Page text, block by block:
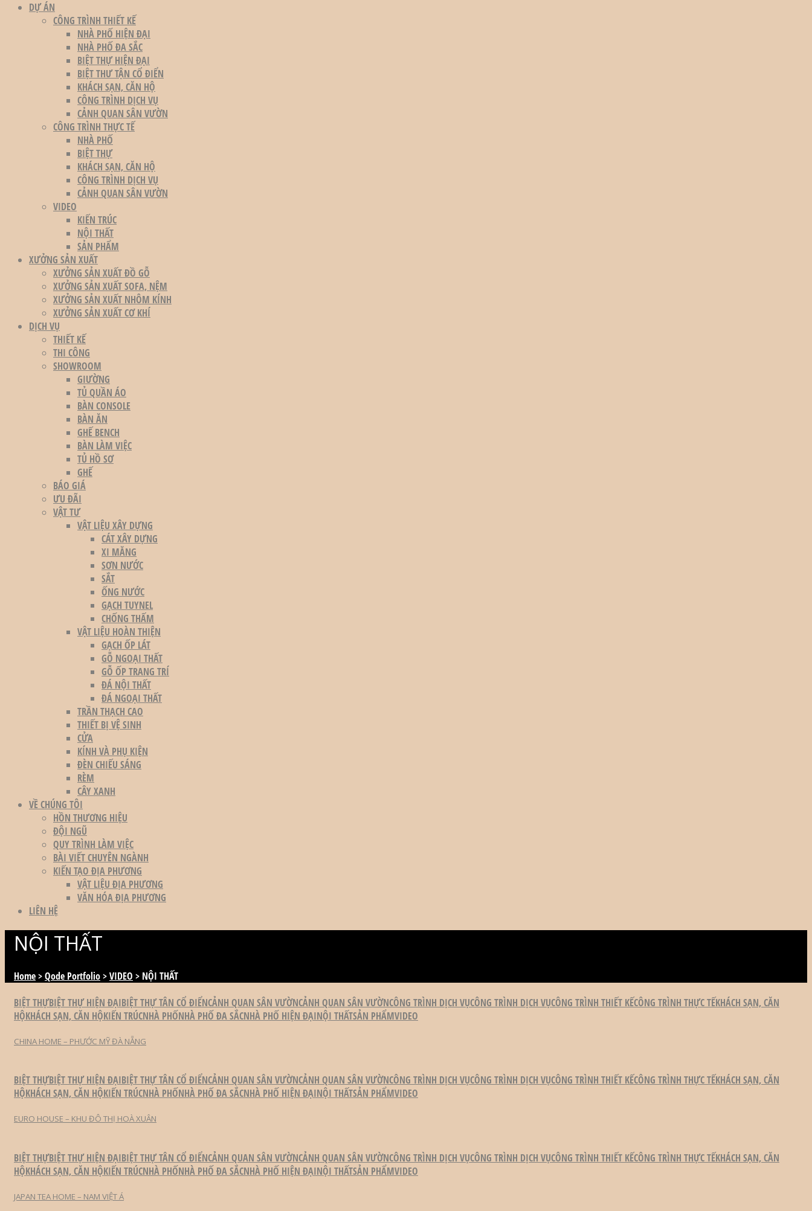
DỰ ÁN
CÔNG TRÌNH THIẾT KẾ
NHÀ PHỐ HIỆN ĐẠI
NHÀ PHỐ ĐA SẮC
BIỆT THỰ HIỆN ĐẠI
BIỆT THƯ TẬN CỔ ĐIỂN
KHÁCH SẠN, CĂN HỘ
CÔNG TRÌNH DỊCH VỤ
CẢNH QUAN SÂN VƯỜN
CÔNG TRÌNH THỰC TẾ
NHÀ PHỐ
BIỆT THỰ
KHÁCH SẠN, CĂN HỘ
CÔNG TRÌNH DỊCH VỤ
CẢNH QUAN SÂN VƯỜN
VIDEO
KIẾN TRÚC
NỘI THẤT
SẢN PHẨM
XƯỞNG SẢN XUẤT
XƯỞNG SẢN XUẤT ĐỒ GỖ
XƯỞNG SẢN XUẤT SOFA, NỆM
XƯỞNG SẢN XUẤT NHÔM KÍNH
XƯỞNG SẢN XUẤT CƠ KHÍ
DỊCH VỤ
THIẾT KẾ
THI CÔNG
SHOWROOM
GIƯỜNG
TỦ QUẦN ÁO
BÀN CONSOLE
BÀN ĂN
GHẾ BENCH
BÀN LÀM VIỆC
TỦ HỒ SƠ
GHẾ
BÁO GIÁ
ƯU ĐÃI
VẬT TƯ
VẬT LIỆU XÂY DỰNG
CÁT XÂY DỰNG
XI MĂNG
SƠN NƯỚC
SẮT
ỐNG NƯỚC
GẠCH TUYNEL
CHỐNG THẤM
VẬT LIỆU HOÀN THIỆN
GẠCH ỐP LÁT
GỖ NGOẠI THẤT
GỖ ỐP TRANG TRÍ
ĐÁ NỘI THẤT
ĐÁ NGOẠI THẤT
TRẦN THẠCH CAO
THIẾT BỊ VỆ SINH
CỬA
KÍNH VÀ PHỤ KIỆN
ĐÈN CHIẾU SÁNG
RÈM
CÂY XANH
VỀ CHÚNG TÔI
HỒN THƯƠNG HIỆU
ĐỘI NGŨ
QUY TRÌNH LÀM VIỆC
BÀI VIẾT CHUYÊN NGÀNH
KIẾN TẠO ĐỊA PHƯƠNG
VẬT LIỆU ĐỊA PHƯƠNG
VĂN HÓA ĐỊA PHƯƠNG
LIÊN HỆ
NỘI THẤT
Home>Qode Portfolio>VIDEO > NỘI THẤT
BIỆT THỰBIỆT THỰ HIỆN ĐẠIBIỆT THỰ TÂN CỔ ĐIỂNCẢNH QUAN SÂN VƯỜNCẢNH QUAN SÂN VƯỜNCÔNG TRÌNH DỊCH VỤCÔNG TRÌNH DỊCH VỤCÔNG TRÌNH THIẾT KẾCÔNG TRÌNH THỰC TẾKHÁCH SẠN, CĂN
HỘKHÁCH SẠN, CĂN HỘKIẾN TRÚCNHÀ PHỐNHÀ PHỐ ĐA SẮCNHÀ PHỐ HIỆN ĐẠINỘI THẤTSẢN PHẨMVIDEO
CHINA HOME – PHƯỚC MỸ ĐÀ NẴNG
BIỆT THỰBIỆT THỰ HIỆN ĐẠIBIỆT THỰ TÂN CỔ ĐIỂNCẢNH QUAN SÂN VƯỜNCẢNH QUAN SÂN VƯỜNCÔNG TRÌNH DỊCH VỤCÔNG TRÌNH DỊCH VỤCÔNG TRÌNH THIẾT KẾCÔNG TRÌNH THỰC TẾKHÁCH SẠN, CĂN
HỘKHÁCH SẠN, CĂN HỘKIẾN TRÚCNHÀ PHỐNHÀ PHỐ ĐA SẮCNHÀ PHỐ HIỆN ĐẠINỘI THẤTSẢN PHẨMVIDEO
EURO HOUSE – KHU ĐÔ THỊ HOÀ XUÂN
BIỆT THỰBIỆT THỰ HIỆN ĐẠIBIỆT THỰ TÂN CỔ ĐIỂNCẢNH QUAN SÂN VƯỜNCẢNH QUAN SÂN VƯỜNCÔNG TRÌNH DỊCH VỤCÔNG TRÌNH DỊCH VỤCÔNG TRÌNH THIẾT KẾCÔNG TRÌNH THỰC TẾKHÁCH SẠN, CĂN
HỘKHÁCH SẠN, CĂN HỘKIẾN TRÚCNHÀ PHỐNHÀ PHỐ ĐA SẮCNHÀ PHỐ HIỆN ĐẠINỘI THẤTSẢN PHẨMVIDEO
JAPAN TEA HOME – NAM VIỆT Á